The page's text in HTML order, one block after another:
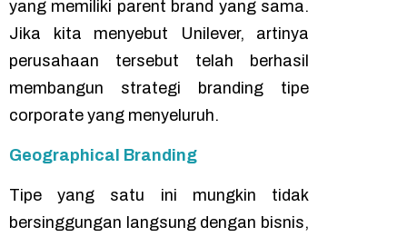
yang memiliki parent brand yang sama.
Jika kita menyebut Unilever, artinya
perusahaan tersebut telah berhasil
membangun strategi branding tipe
corporate yang menyeluruh.
Geographical Branding
Tipe yang satu ini mungkin tidak
bersinggungan langsung dengan bisnis,